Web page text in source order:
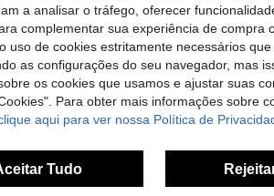
a analisar o tráfego, oferecer
complementar sua experiência de compra
uso de cookies estritamente necessários
as configurações do seu navegador, mas
os cookies que usamos e ajustar suas
Para obter mais informações sobre
aqui para ver nossa Política de
Tudo